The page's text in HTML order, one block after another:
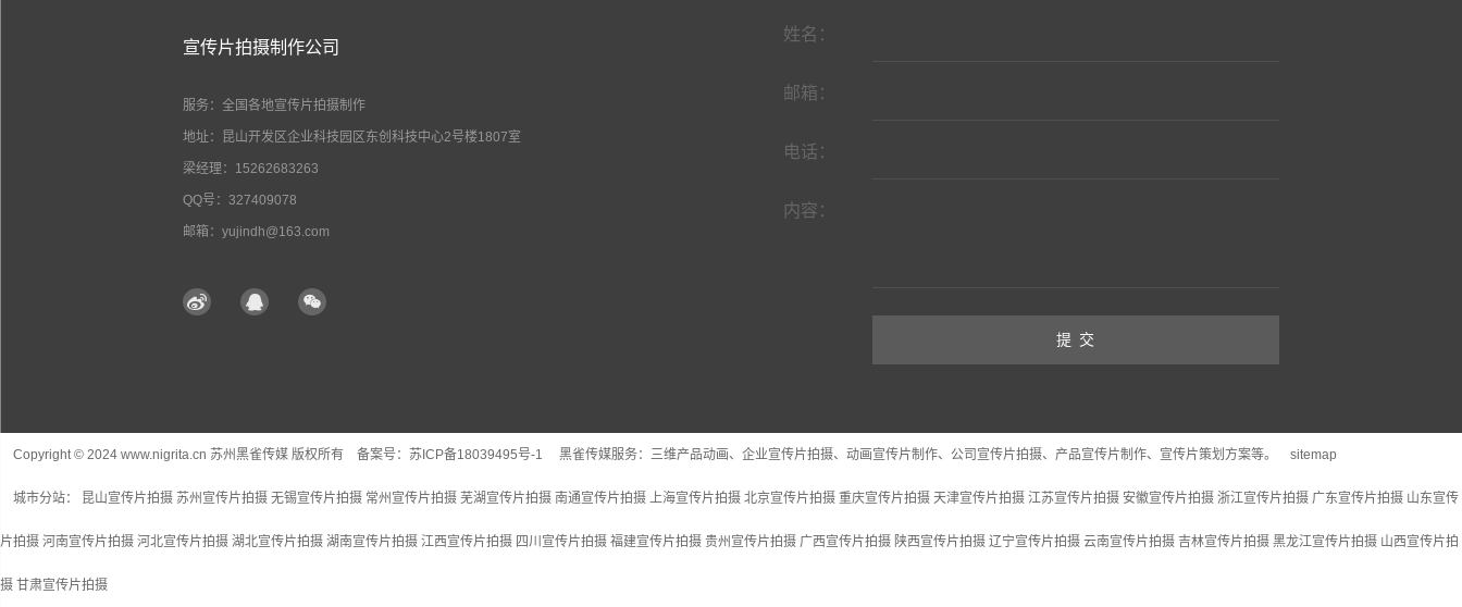
宣传片拍摄制作公司
服务：全国各地宣传片拍摄制作
地址：昆山开发区企业科技园区东创科技中心2号楼1807室
梁经理：15262683263
QQ号：327409078
邮箱：yujindh@163.com
姓名：
邮箱：
电话：
内容：
Copyright © 2024 www.nigrita.cn 苏州黑雀传媒 版权所有 备案号： 苏ICP备18039495号-1 黑雀传媒服务： 三维产品动画、企业宣传片拍摄、动画宣传片制作、公司宣传片拍摄、产品宣传片制作、宣传片策划方案等。 sitemap
城市分站： 昆山宣传片拍摄 苏州宣传片拍摄 无锡宣传片拍摄 常州宣传片拍摄 芜湖宣传片拍摄 南通宣传片拍摄 上海宣传片拍摄 北京宣传片拍摄 重庆宣传片拍摄 天津宣传片拍摄 江苏宣传片拍摄 安徽宣传片拍摄 浙江宣传片拍摄 广东宣传片拍摄 山东宣传
片拍摄 河南宣传片拍摄 河北宣传片拍摄 湖北宣传片拍摄 湖南宣传片拍摄 江西宣传片拍摄 四川宣传片拍摄 福建宣传片拍摄 贵州宣传片拍摄 广西宣传片拍摄 陕西宣传片拍摄 辽宁宣传片拍摄 云南宣传片拍摄 吉林宣传片拍摄 黑龙江宣传片拍摄 山西宣传片拍
摄 甘肃宣传片拍摄